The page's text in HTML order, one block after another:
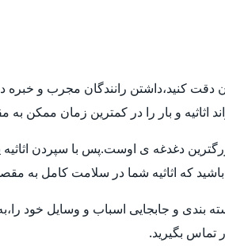
دقت کنید،داشتن رانندگان مجرب و
اثاثیه و بار را در کمترین زمان ممکن به
دغدغه ی اوست.پس با سپردن اثاثیه یا
که اثاثیه شما در سلامت کامل به
و جابجایی اسباب و وسایل خود
تماس بگیرید.